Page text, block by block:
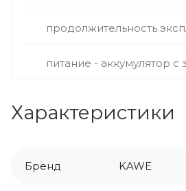
продолжительность
питание - аккумулятор
Характеристики
Бренд KAWE